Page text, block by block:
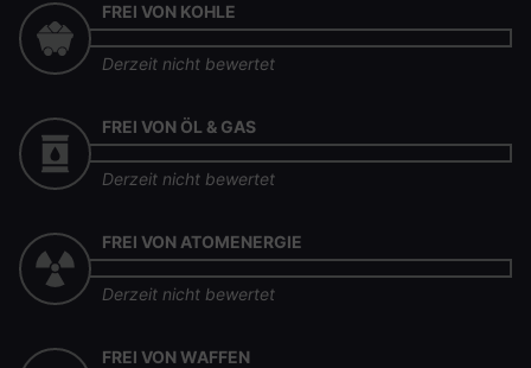
FREI VON KOHLE
Derzeit nicht bewertet
FREI VON ÖL & GAS
Derzeit nicht bewertet
FREI VON ATOMENERGIE
Derzeit nicht bewertet
FREI VON WAFFEN